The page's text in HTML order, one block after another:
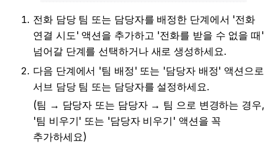
전화 담당 팀 또는 담당자를 배정한 단계에서 '전화
연결 시도' 액션을 추가하고 '전화를 받을 수 없을 때'
넘어갈 단계를 선택하거나 새로 생성하세요.
다음 단계에서 '팀 배정' 또는 '담당자 배정' 액션으로
서브 담당 팀 또는 담당자를 설정하세요.
(팀 → 담당자 또는 담당자 → 팀 으로 변경하는 경우,
'팀 비우기' 또는 '담당자 비우기' 액션을 꼭
추가하세요)